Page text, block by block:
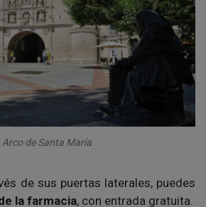
Arco de Santa María
de sus puertas laterales, puedes
la farmacia, con entrada gratuita.